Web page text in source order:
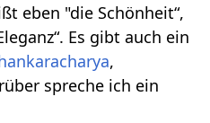
eben "die Schönheit“,
Es gibt auch ein
,
spreche ich ein